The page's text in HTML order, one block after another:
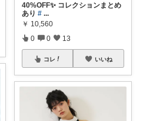
40%OFF✨ コレクションまとめ
あり # ...
￥ 10,560
0 0 13
コレ いいね